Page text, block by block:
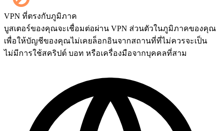
ได้เลย ทุกแมตช์จะแสดงบนแดชบอร์ดของคุณทันทีที่จบเกม
และถ้าคุณต้องการรับชมการแข่งขันด้วยตัวเอง สามารถเพิ่ม
บริการ Streaming ได้ที่หน้าชำระเงิน
VPN ที่ตรงกับภูมิภาค
บูสเตอร์ของคุณจะเชื่อมต่อผ่าน VPN ส่วนตัวในภูมิภาคของคุณ
เพื่อให้บัญชีของคุณไม่เคยล็อกอินจากสถานที่ที่ไม่ควรจะเป็น
ไม่มีการใช้สคริปต์ บอท หรือเครื่องมือจากบุคคลที่สาม